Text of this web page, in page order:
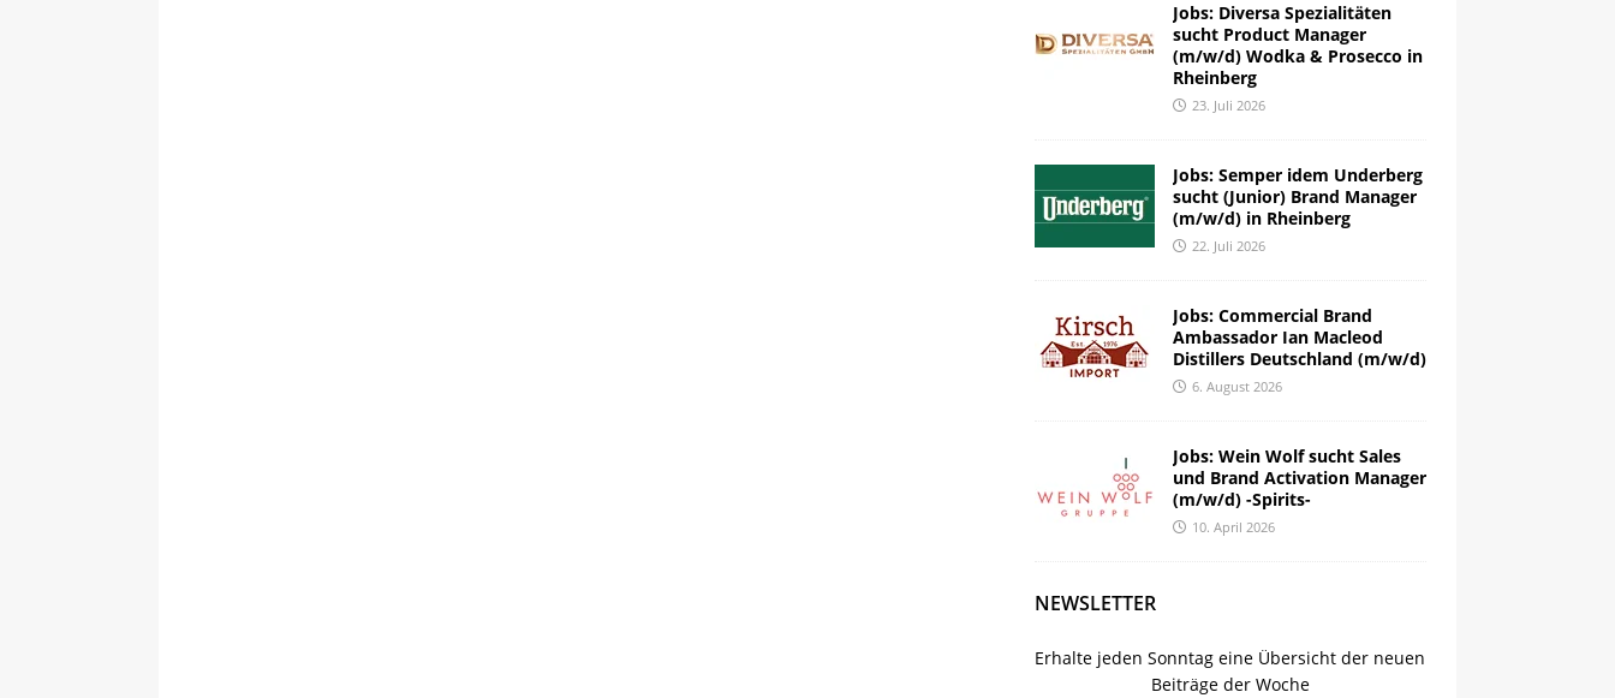
Jobs: Diversa Spezialitäten
sucht Product Manager
(m/w/d) Wodka & Prosecco in
Rheinberg
23. Juli 2026
Jobs: Semper idem Underberg
sucht (Junior) Brand Manager
(m/w/d) in Rheinberg
22. Juli 2026
Jobs: Commercial Brand
Ambassador Ian Macleod
Distillers Deutschland (m/w/d)
6. August 2026
Jobs: Wein Wolf sucht Sales
und Brand Activation Manager
(m/w/d) -Spirits-
10. April 2026
NEWSLETTER
Erhalte jeden Sonntag eine Übersicht der neuen
Beiträge der Woche